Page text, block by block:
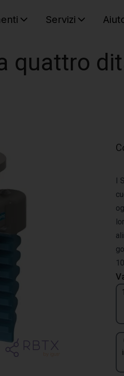
Servizi
quattro
I